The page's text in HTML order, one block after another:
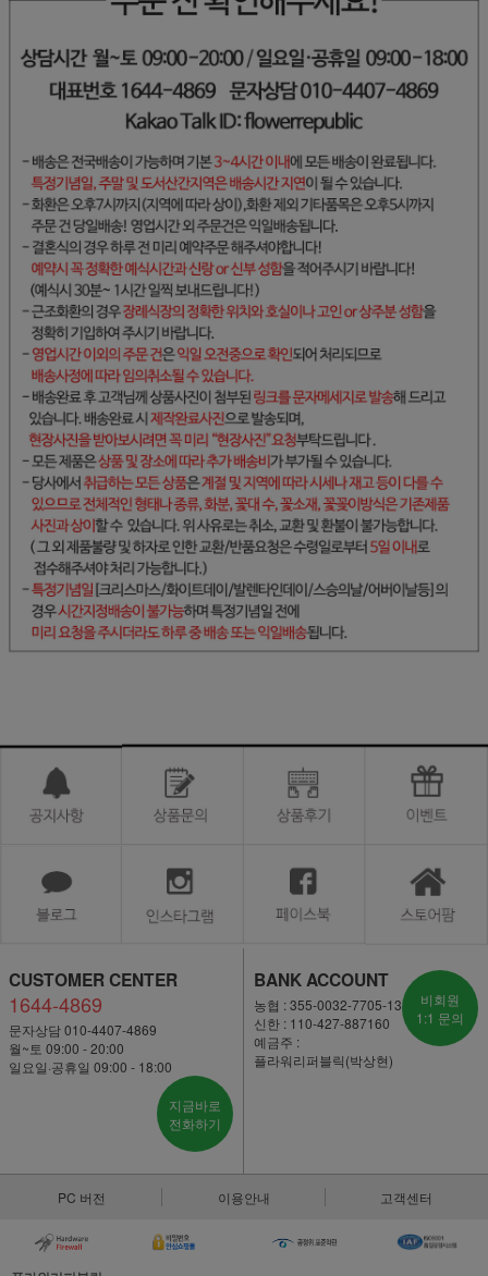
CUSTOMER CENTER
1644-4869
문자상담 010-4407-4869
월~토 09:00 - 20:00
일요일·공휴일 09:00 - 18:00
지금바로
전화하기
BANK ACCOUNT
농협 : 355-0032-7705-13
신한 : 110-427-887160
예금주 :
플라워리퍼블릭(박상현)
비회원
1:1 문의
PC 버전 이용안내 고객센터